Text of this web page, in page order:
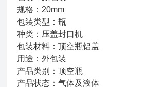
规格：20mm
包装类型：瓶
种类：压盖封口机
包装材料：顶空瓶铝盖
用途：外包装
产品类别：顶空瓶
产品状态：气体及液体